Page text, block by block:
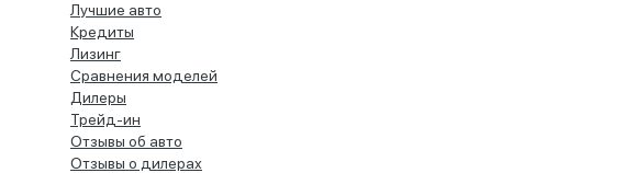
Лучшие авто
Кредиты
Лизинг
Сравнения моделей
Дилеры
Трейд-ин
Отзывы об авто
Отзывы о дилерах